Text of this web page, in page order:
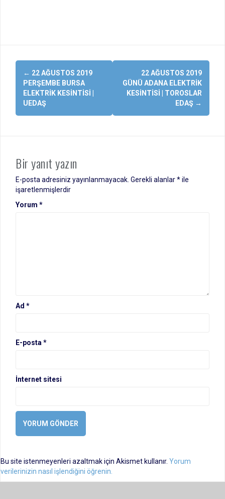
Yazı
dolaşımı
← 22 AĞUSTOS 2019
PERŞEMBE BURSA
ELEKTRIK KESINTISI |
UEDAŞ
22 AĞUSTOS 2019
GÜNÜ ADANA ELEKTRIK
KESINTISI | TOROSLAR
EDAŞ →
Bir yanıt yazın
E-posta adresiniz yayınlanmayacak. Gerekli alanlar*ile
işaretlenmişlerdir
Yorum *
Ad *
E-posta *
İnternet sitesi
Bu site istenmeyenleri azaltmak için Akismet kullanır. Yorum
verilerinizin nasıl işlendiğini öğrenin.